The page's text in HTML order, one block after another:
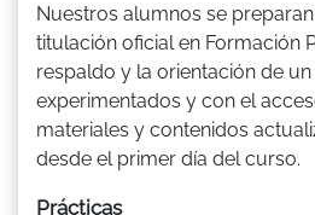
Nuestros alumnos se
titulación oficial en Formación
respaldo y la orientación de
experimentados y con el
materiales y contenidos
desde el primer día del curso.
Prácticas